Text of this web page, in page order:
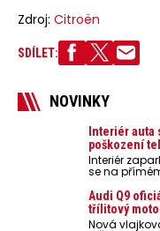
Zdroj: Citroën
SDÍLET:
NOVINKY
Interiér auta
poškození
Interiér
se na
nebezpečí
nebo
poškodit
Audi Q9
třílitový
Nová